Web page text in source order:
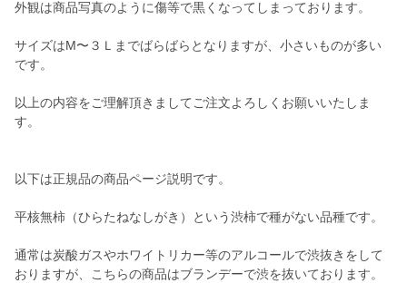
外観は商品写真のように傷等で黒くなってしまっております。
サイズはM〜３Ｌまでばらばらとなりますが、小さいものが多い
です。
以上の内容をご理解頂きましてご注文よろしくお願いいたしま
す。
以下は正規品の商品ページ説明です。
平核無柿（ひらたねなしがき）という渋柿で種がない品種です。
通常は炭酸ガスやホワイトリカー等のアルコールで渋抜きをして
おりますが、こちらの商品はブランデーで渋を抜いております。